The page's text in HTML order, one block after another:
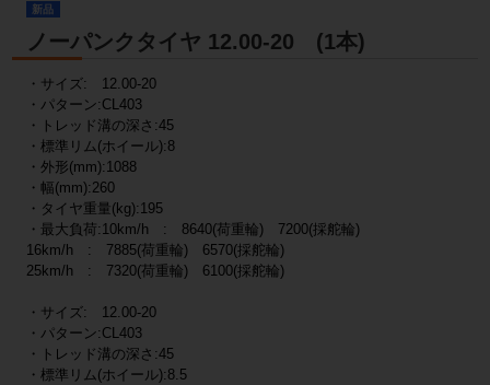
新品
ノーパンクタイヤ 12.00-20 (1本)
・サイズ: 12.00-20
・パターン:CL403
・トレッド溝の深さ:45
・標準リム(ホイール):8
・外形(mm):1088
・幅(mm):260
・タイヤ重量(kg):195
・最大負荷:10km/h : 8640(荷重輪) 7200(採舵輪)
16km/h : 7885(荷重輪) 6570(採舵輪)
25km/h : 7320(荷重輪) 6100(採舵輪)
・サイズ: 12.00-20
・パターン:CL403
・トレッド溝の深さ:45
・標準リム(ホイール):8.5